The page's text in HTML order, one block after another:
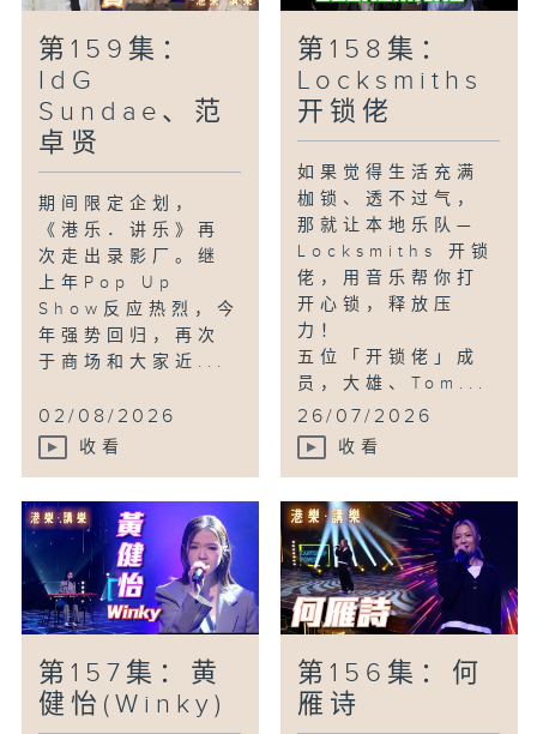
第159集：
IdG
Sundae、范
卓贤
期间限定企划，
《港乐．讲乐》再
次走出录影厂。继
上年Pop Up
Show反应热烈，今
年强势回归，再次
于商场和大家近...
02/08/2026
收看
第158集：
Locksmiths
开锁佬
如果觉得生活充满
枷锁、透不过气，
那就让本地乐队—
Locksmiths 开锁
佬，用音乐帮你打
开心锁，释放压
力！
五位「开锁佬」成
员，大雄、Tom...
26/07/2026
收看
第157集：黄
健怡(Winky)
第156集：何
雁诗